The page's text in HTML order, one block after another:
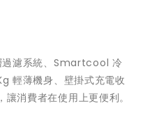
過濾系統、Smartcool 冷
輕薄機身、壁掛式充電收
消費者在使用上更便利。